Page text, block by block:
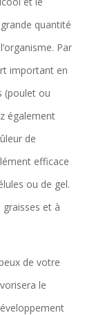
quantité
Par
important en
(poulet ou
également
de
efficace
ou de gel.
graisses et à
de votre
le